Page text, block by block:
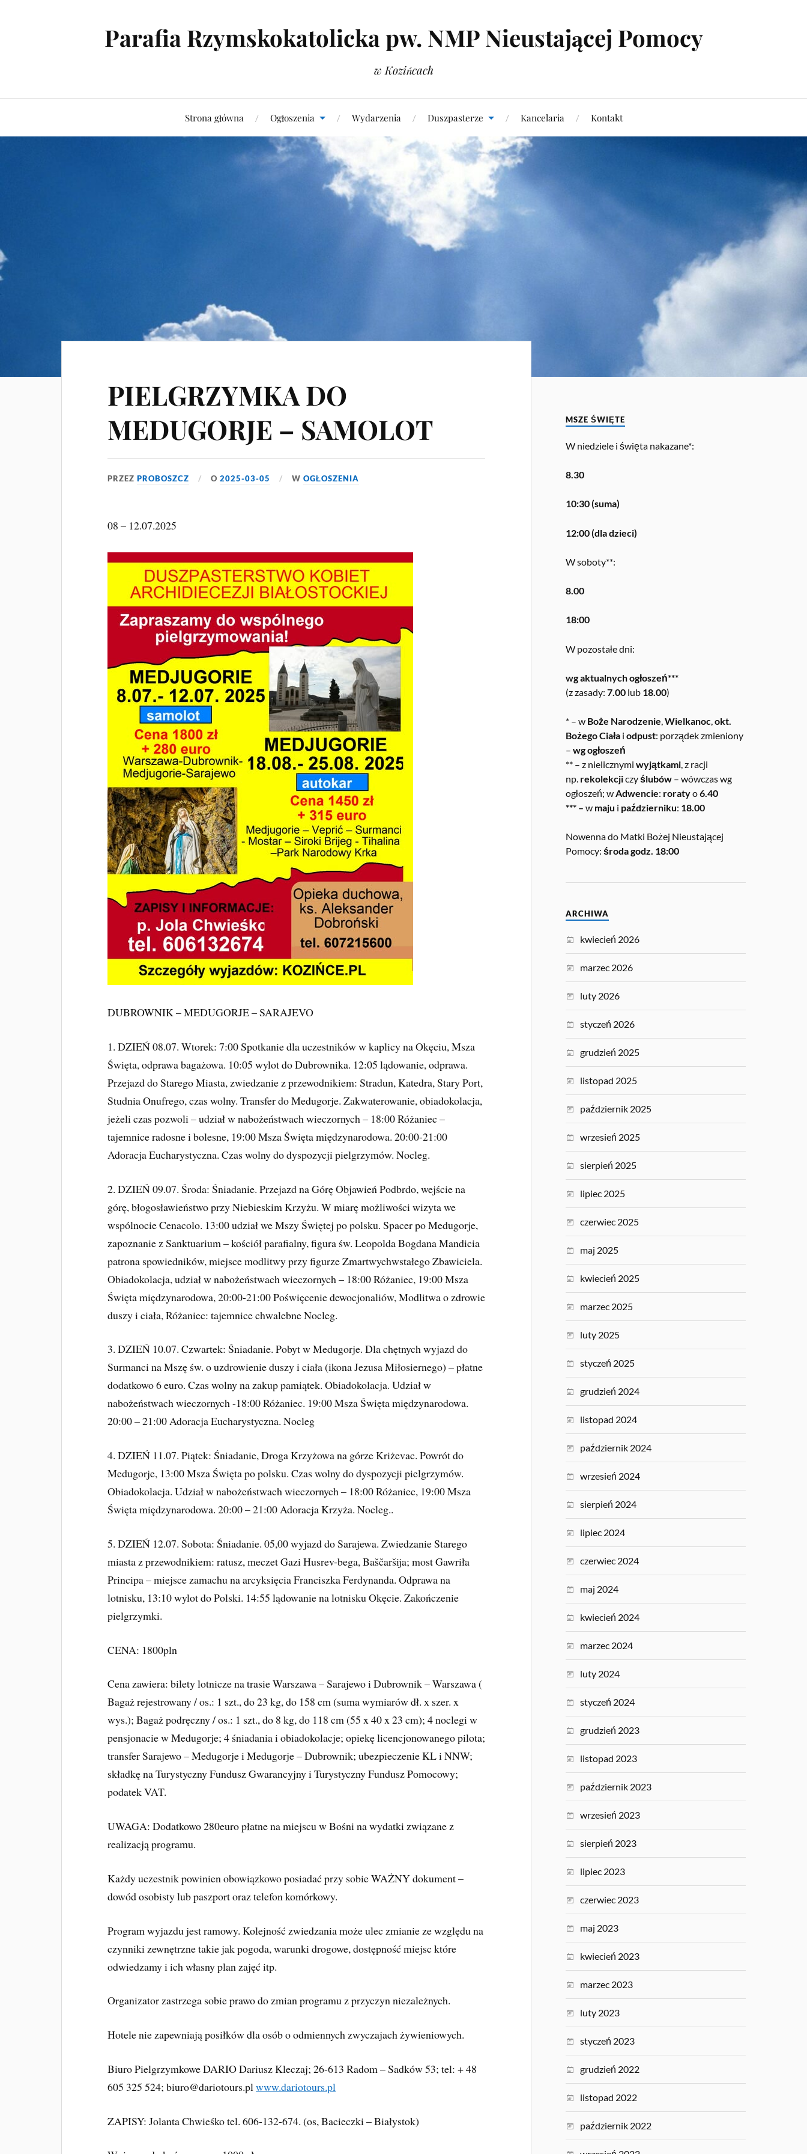
Parafia Rzymskokatolicka pw. NMP Nieustającej Pomocy
w Kozińcach
Strona główna Ogłoszenia Wydarzenia Duszpasterze Kancelaria Kontakt
PIELGRZYMKA DO
MEDUGORJE – SAMOLOT
PRZEZPROBOSZCZ O2025-03-05 WOGŁOSZENIA
08 – 12.07.2025
DUBROWNIK – MEDUGORJE – SARAJEVO
1. DZIEŃ 08.07. Wtorek: 7:00 Spotkanie dla uczestników w kaplicy na Okęciu, Msza
Święta, odprawa bagażowa. 10:05 wylot do Dubrownika. 12:05 lądowanie, odprawa.
Przejazd do Starego Miasta, zwiedzanie z przewodnikiem: Stradun, Katedra, Stary Port,
Studnia Onufrego, czas wolny. Transfer do Medugorje. Zakwaterowanie, obiadokolacja,
jeżeli czas pozwoli – udział w nabożeństwach wieczornych – 18:00 Różaniec –
tajemnice radosne i bolesne, 19:00 Msza Święta międzynarodowa. 20:00-21:00
Adoracja Eucharystyczna. Czas wolny do dyspozycji pielgrzymów. Nocleg.
2. DZIEŃ 09.07. Środa: Śniadanie. Przejazd na Górę Objawień Podbrdo, wejście na
górę, błogosławieństwo przy Niebieskim Krzyżu. W miarę możliwości wizyta we
wspólnocie Cenacolo. 13:00 udział we Mszy Świętej po polsku. Spacer po Medugorje,
zapoznanie z Sanktuarium – kościół parafialny, figura św. Leopolda Bogdana Mandicia
patrona spowiedników, miejsce modlitwy przy figurze Zmartwychwstałego Zbawiciela.
Obiadokolacja, udział w nabożeństwach wieczornych – 18:00 Różaniec, 19:00 Msza
Święta międzynarodowa, 20:00-21:00 Poświęcenie dewocjonaliów, Modlitwa o zdrowie
duszy i ciała, Różaniec: tajemnice chwalebne Nocleg.
3. DZIEŃ 10.07. Czwartek: Śniadanie. Pobyt w Medugorje. Dla chętnych wyjazd do
Surmanci na Mszę św. o uzdrowienie duszy i ciała (ikona Jezusa Miłosiernego) – płatne
dodatkowo 6 euro. Czas wolny na zakup pamiątek. Obiadokolacja. Udział w
nabożeństwach wieczornych -18:00 Różaniec. 19:00 Msza Święta międzynarodowa.
20:00 – 21:00 Adoracja Eucharystyczna. Nocleg
4. DZIEŃ 11.07. Piątek: Śniadanie, Droga Krzyżowa na górze Kriżevac. Powrót do
Medugorje, 13:00 Msza Święta po polsku. Czas wolny do dyspozycji pielgrzymów.
Obiadokolacja. Udział w nabożeństwach wieczornych – 18:00 Różaniec, 19:00 Msza
Święta międzynarodowa. 20:00 – 21:00 Adoracja Krzyża. Nocleg..
5. DZIEŃ 12.07. Sobota: Śniadanie. 05,00 wyjazd do Sarajewa. Zwiedzanie Starego
miasta z przewodnikiem: ratusz, meczet Gazi Husrev-bega, Baščaršija; most Gawriła
Principa – miejsce zamachu na arcyksięcia Franciszka Ferdynanda. Odprawa na
lotnisku, 13:10 wylot do Polski. 14:55 lądowanie na lotnisku Okęcie. Zakończenie
pielgrzymki.
CENA: 1800pln
Cena zawiera: bilety lotnicze na trasie Warszawa – Sarajewo i Dubrownik – Warszawa (
Bagaż rejestrowany / os.: 1 szt., do 23 kg, do 158 cm (suma wymiarów dł. x szer. x
wys.); Bagaż podręczny / os.: 1 szt., do 8 kg, do 118 cm (55 x 40 x 23 cm); 4 noclegi w
pensjonacie w Medugorje; 4 śniadania i obiadokolacje; opiekę licencjonowanego pilota;
transfer Sarajewo – Medugorje i Medugorje – Dubrownik; ubezpieczenie KL i NNW;
składkę na Turystyczny Fundusz Gwarancyjny i Turystyczny Fundusz Pomocowy;
podatek VAT.
UWAGA: Dodatkowo 280euro płatne na miejscu w Bośni na wydatki związane z
realizacją programu.
Każdy uczestnik powinien obowiązkowo posiadać przy sobie WAŻNY dokument –
dowód osobisty lub paszport oraz telefon komórkowy.
Program wyjazdu jest ramowy. Kolejność zwiedzania może ulec zmianie ze względu na
czynniki zewnętrzne takie jak pogoda, warunki drogowe, dostępność miejsc które
odwiedzamy i ich własny plan zajęć itp.
Organizator zastrzega sobie prawo do zmian programu z przyczyn niezależnych.
Hotele nie zapewniają posiłków dla osób o odmiennych zwyczajach żywieniowych.
Biuro Pielgrzymkowe DARIO Dariusz Kleczaj; 26-613 Radom – Sadków 53; tel: + 48
605 325 524;biuro@dariotours.plwww.dariotours.pl
ZAPISY: Jolanta Chwieśko tel. 606-132-674. (os, Bacieczki – Białystok)
MSZE ŚWIĘTE
W niedziele i święta nakazane*:
8.30
10:30 (suma)
12:00 (dla dzieci)
W soboty**:
8.00
18:00
W pozostałe dni:
wg aktualnych ogłoszeń***
(z zasady:7.00 lub 18.00)
* – w Boże Narodzenie,Wielkanoc,okt.
Bożego Ciała iodpust: porządek zmieniony
–wg ogłoszeń
** – z nielicznymiwyjątkami, z racji
np. rekolekcjiczyślubów – wówczas wg
ogłoszeń; wAdwencie: roratyo6.40
*** –w maju i październiku: 18.00
Nowenna do Matki Bożej Nieustającej
Pomocy:środa godz. 18:00
ARCHIWA
kwiecień 2026
marzec 2026
luty 2026
styczeń 2026
grudzień 2025
listopad 2025
październik 2025
wrzesień 2025
sierpień 2025
lipiec 2025
czerwiec 2025
maj 2025
kwiecień 2025
marzec 2025
luty 2025
styczeń 2025
grudzień 2024
listopad 2024
październik 2024
wrzesień 2024
sierpień 2024
lipiec 2024
czerwiec 2024
maj 2024
kwiecień 2024
marzec 2024
luty 2024
styczeń 2024
grudzień 2023
listopad 2023
październik 2023
wrzesień 2023
sierpień 2023
lipiec 2023
czerwiec 2023
maj 2023
kwiecień 2023
marzec 2023
luty 2023
styczeń 2023
grudzień 2022
listopad 2022
październik 2022